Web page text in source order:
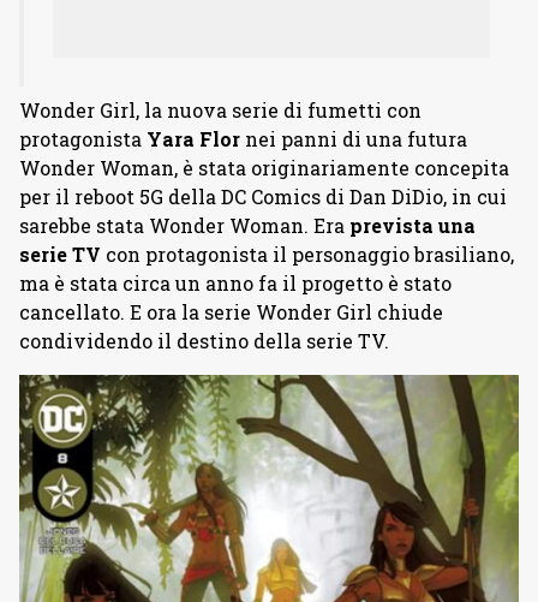
Wonder Girl, la nuova serie di fumetti con
protagonista Yara Flor nei panni di una futura
Wonder Woman, è stata originariamente concepita
per il reboot 5G della DC Comics di Dan DiDio, in cui
sarebbe stata Wonder Woman. Era prevista una
serie TV con protagonista il personaggio brasiliano,
ma è stata circa un anno fa il progetto è stato
cancellato. E ora la serie Wonder Girl chiude
condividendo il destino della serie TV.